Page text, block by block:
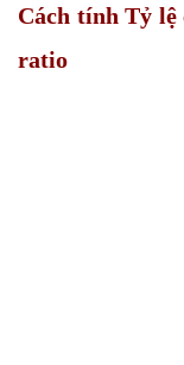
Cách tính Tỷ
ratio